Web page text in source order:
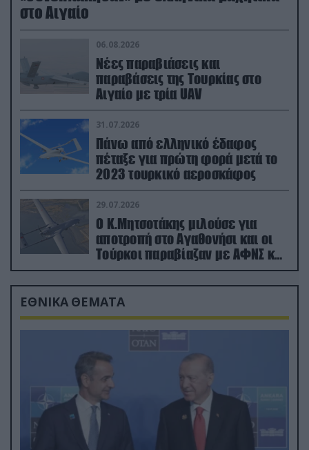
στο Αιγαίο
06.08.2026
Νέες παραβιάσεις και
παραβάσεις της Τουρκίας στο
Αιγαίο με τρία UAV
31.07.2026
Πάνω από ελληνικό έδαφος
πέταξε για πρώτη φορά μετά το
2023 τουρκικό αεροσκάφος
29.07.2026
Ο Κ.Μητσοτάκης μιλούσε για
αποτροπή στο Αγαθονήσι και οι
Τούρκοι παραβίαζαν με ΑΦΝΣ και
drone
ΕΘΝΙΚΑ ΘΕΜΑΤΑ